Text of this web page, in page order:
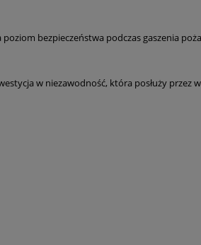
bezpieczeństwa podczas gaszenia
w niezawodność, która posłuży przez